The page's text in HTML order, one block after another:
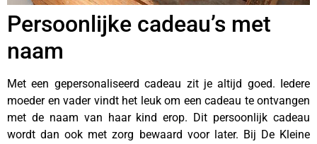
Persoonlijke cadeau’s met
naam
Met een gepersonaliseerd cadeau zit je altijd goed. Iedere
moeder en vader vindt het leuk om een cadeau te ontvangen
met de naam van haar kind erop. Dit persoonlijk cadeau
wordt dan ook met zorg bewaard voor later. Bij De Kleine